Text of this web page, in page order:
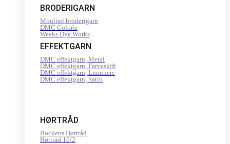
BRODERIGARN
Mouliné broderigarn
DMC Coloris
Weeks Dye Works
EFFEKTGARN
DMC effektgarn, Metal
DMC effektgarn, Farveskift
DMC effektgarn, Luminere
DMC effektgarn, Satin
HØRTRÅD
Bockens Hørtråd
Hørtråd 16/2